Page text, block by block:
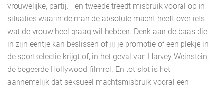
vrouwelijke, partij. Ten tweede treedt misbruik vooral op in
situaties waarin de man de absolute macht heeft over iets
wat de vrouw heel graag wil hebben. Denk aan de baas die
in zijn eentje kan beslissen of jij je promotie of een plekje in
de sportselectie krijgt of, in het geval van Harvey Weinstein,
de begeerde Hollywood-filmrol. En tot slot is het
aannemelijk dat seksueel machtsmisbruik vooral een